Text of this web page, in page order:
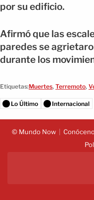
por su edificio.
Afirmó que las
paredes se
durante los
Etiquetas:Muertes, Terremoto,
Lo Último Internacional
© Mundo Now